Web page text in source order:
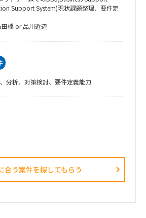
Support System)現状課題整理、要件定
橋 or 品川近辺
分析、対策検討、要件定義能力
合う案件を探してもらう​